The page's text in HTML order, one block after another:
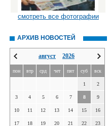
смотреть все фотографии
АРХИВ НОВОСТЕЙ
август 2026
пон втр срд чет пят суб вск
1 2
3 4 5 6 7 8 9
10 11 12 13 14 15 16
17 18 19 20 21 22 23